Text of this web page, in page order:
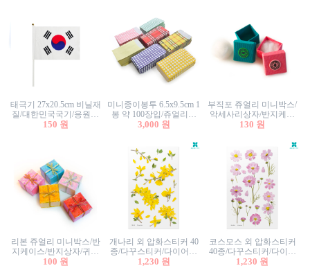
태극기 27x20.5cm 비닐재
질/대한민국국기/응원깃
발/행사깃발
150 원
미니종이봉투 6.5x9.5cm 1
봉 약 100장입/쥬얼리봉
투/증명사진봉투/악세사
3,000 원
부직포 쥬얼리 미니박스/
악세사리상자/반지케이
스/반지상자/귀걸이상자/
130 원
리본 쥬얼리 미니박스/반
지케이스/반지상자/귀걸
이상자/귀걸이박스/악세
100 원
개나리 외 압화스티커 40
종/다꾸스티커/다이어리
꾸미기/꽃스티커/자연물
1,230 원
코스모스 외 압화스티커
40종/다꾸스티커/다이어
리꾸미기/꽃스티커/자연
1,230 원